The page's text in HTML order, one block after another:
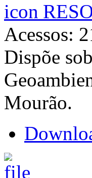
Acessos:
Dispõe
Mourão.